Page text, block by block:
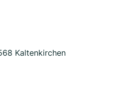
Kaltenkirchen